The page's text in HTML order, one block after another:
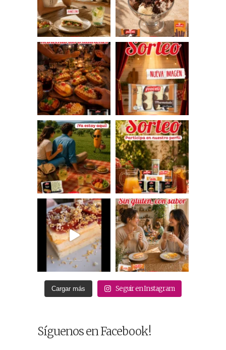
Cargar más Seguir en Instagram
Síguenos en Facebook!